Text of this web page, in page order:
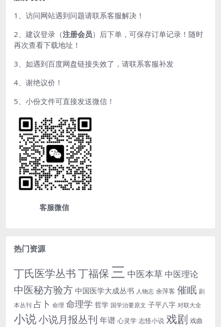
1、访问网站遇到问题请联系客服解决！
2、建议登录（注册会员）后下单，可保存订单记录！随时
再次查看下载地址！
3、如遇到百度网盘链接失效了，请联系客服补发
4、谢绝议价！
5、小份文件可直接发送微信！
客服微信
热门资源
丁氏医学丛书丁福保 三 中医本草 中医理论
中医秘方验方 中国医学大成丛书 人物志 余萍客 催眠 剧
本丛刊 占卜 命理 命理学 哲学 国学治要原文 子平八字 对联大全
小说小说月报丛刊 年谱 心灵学 志怪小说 戏剧 戏曲